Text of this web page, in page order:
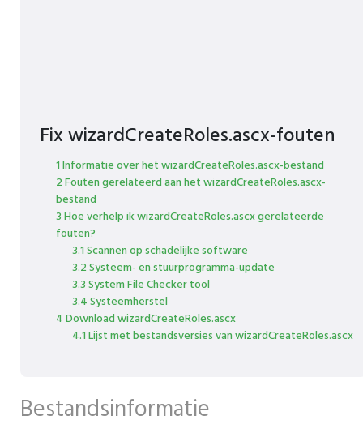
Fix wizardCreateRoles.ascx-fouten
1 Informatie over het wizardCreateRoles.ascx-bestand
2 Fouten gerelateerd aan het wizardCreateRoles.ascx-
bestand
3 Hoe verhelp ik wizardCreateRoles.ascx gerelateerde
fouten?
3.1 Scannen op schadelijke software
3.2 Systeem- en stuurprogramma-update
3.3 System File Checker tool
3.4 Systeemherstel
4 Download wizardCreateRoles.ascx
4.1 Lijst met bestandsversies van wizardCreateRoles.ascx
Bestandsinformatie